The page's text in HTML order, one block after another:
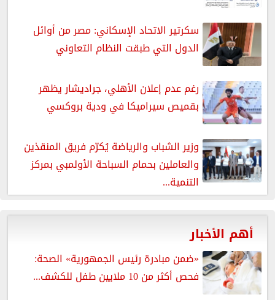
سكرتير الاتحاد الإسكاني: مصر من أوائل
الدول التي طبقت النظام التعاوني
رغم عدم إعلان الأهلي، جراديشار يظهر
بقميص سيراميكا في ودية بروكسي
وزير الشباب والرياضة يُكرّم فريق المنقذين
والعاملين بحمام السباحة الأولمبي بمركز
التنمية...
أهم الأخبار
«ضمن مبادرة رئيس الجمهورية» الصحة:
فحص أكثر من 10 ملايين طفل للكشف...